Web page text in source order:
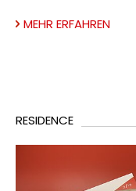
MEHR ERFAHREN
RESIDENCE